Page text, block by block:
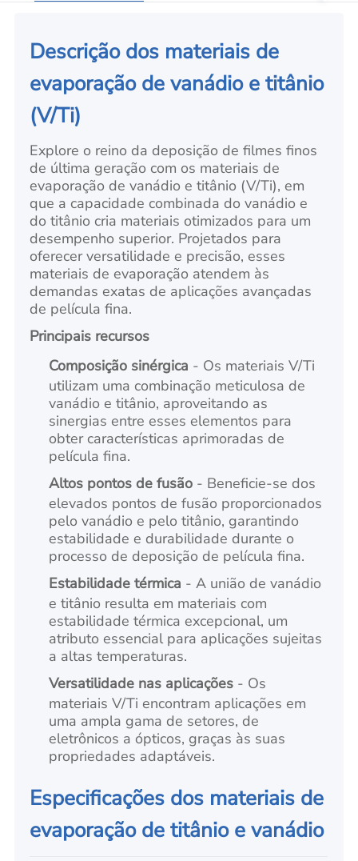
Descrição dos materiais de
evaporação de vanádio e titânio
(V/Ti)
Explore o reino da deposição de filmes finos
de última geração com os materiais de
evaporação de vanádio e titânio (V/Ti), em
que a capacidade combinada do vanádio e
do titânio cria materiais otimizados para um
desempenho superior. Projetados para
oferecer versatilidade e precisão, esses
materiais de evaporação atendem às
demandas exatas de aplicações avançadas
de película fina.
Principais recursos
Composição sinérgica - Os materiais V/Ti
utilizam uma combinação meticulosa de
vanádio e titânio, aproveitando as
sinergias entre esses elementos para
obter características aprimoradas de
película fina.
Altos pontos de fusão- Beneficie-se dos
elevados pontos de fusão proporcionados
pelo vanádio e pelo titânio, garantindo
estabilidade e durabilidade durante o
processo de deposição de película fina.
Estabilidade térmica - A união de vanádio
e titânio resulta em materiais com
estabilidade térmica excepcional, um
atributo essencial para aplicações sujeitas
a altas temperaturas.
Versatilidade nas aplicações- Os
materiais V/Ti encontram aplicações em
uma ampla gama de setores, de
eletrônicos a ópticos, graças às suas
propriedades adaptáveis.
Especificações dos materiais de
evaporação de titânio e vanádio